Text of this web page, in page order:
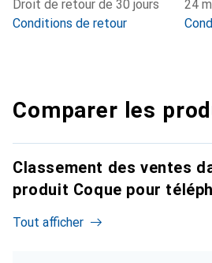
Droit de retour de 30 jours
Conditions de retour
24
Comparer les
Classement des ventes
produit Coque pour
Tout afficher